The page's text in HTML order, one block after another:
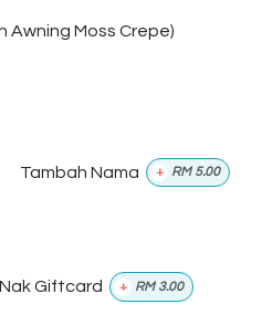
Awning Moss Crepe)
Tambah Nama + RM 5.00
Nak Giftcard + RM 3.00